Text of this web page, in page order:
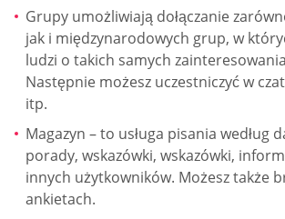
Grupy umożliwiają dołączanie
jak i międzynarodowych grup, w
ludzi o takich samych
Następnie możesz uczestniczyć w
itp.
Magazyn – to usługa pisania według
porady, wskazówki, wskazówki,
innych użytkowników. Możesz także
ankietach.